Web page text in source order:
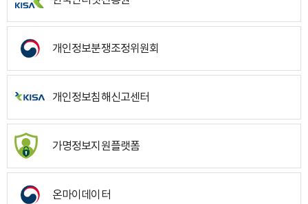
개인정보분쟁조정위원회
개인정보침해신고센터
가명정보지원플랫폼
온마이데이터